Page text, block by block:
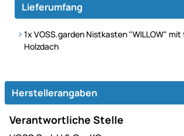
Lieferumfang
1x VOSS.garden Nistkasten "WILLOW"
Holzdach
Herstellerangaben
Verantwortliche Stelle